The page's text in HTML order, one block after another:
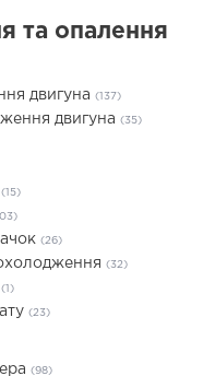
та опалення
двигуна (137)
двигуна (35)
(15)
(26)
(32)
(1)
(23)
(98)